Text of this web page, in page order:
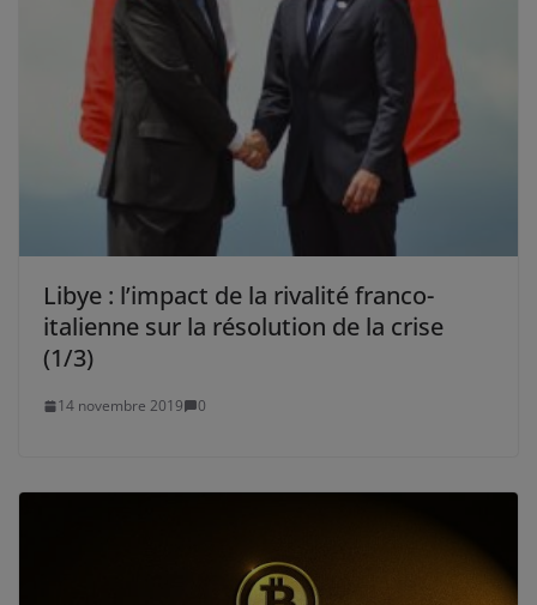
Libye : l’impact de la rivalité franco-
italienne sur la résolution de la crise
(1/3)
14 novembre 2019 0